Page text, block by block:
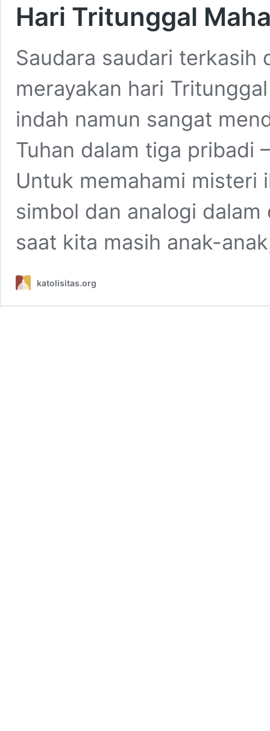
Hari Tritunggal
Saudara saudari terkasih
merayakan hari
indah namun sangat
Tuhan dalam tiga pribadi
Untuk memahami misteri
simbol dan analogi
saat kita masih anak-
katolisitas.org